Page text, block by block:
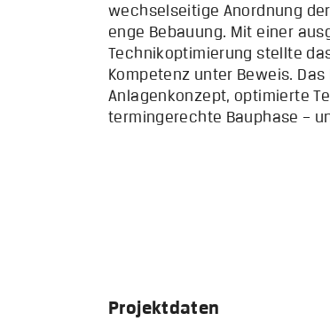
wechselseitige Anordnung
enge Bebauung. Mit einer
Technikoptimierung stellte
Kompetenz unter Beweis.
Anlagenkonzept, optimierte
termingerechte Bauphase –
Projektdaten